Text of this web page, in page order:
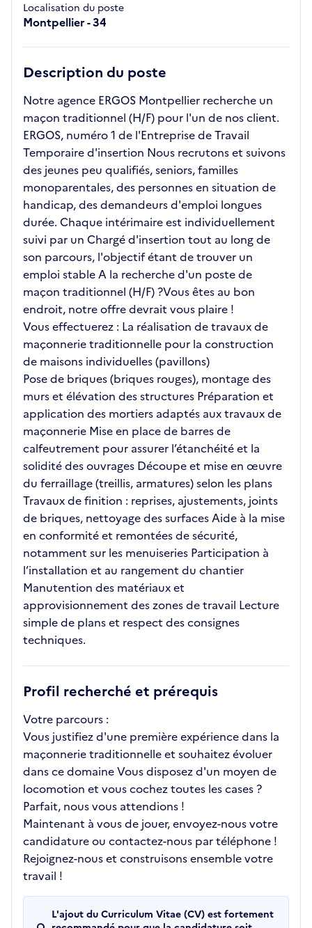
Localisation du poste
Montpellier - 34
Description du poste
Notre agence ERGOS Montpellier recherche un
maçon traditionnel (H/F) pour l'un de nos client.
ERGOS, numéro 1 de l'Entreprise de Travail
Temporaire d'insertion Nous recrutons et suivons
des jeunes peu qualifiés, seniors, familles
monoparentales, des personnes en situation de
handicap, des demandeurs d'emploi longues
durée. Chaque intérimaire est individuellement
suivi par un Chargé d'insertion tout au long de
son parcours, l'objectif étant de trouver un
emploi stable A la recherche d'un poste de
maçon traditionnel (H/F) ?Vous êtes au bon
endroit, notre offre devrait vous plaire !
Vous effectuerez : La réalisation de travaux de
maçonnerie traditionnelle pour la construction
de maisons individuelles (pavillons)
Pose de briques (briques rouges), montage des
murs et élévation des structures Préparation et
application des mortiers adaptés aux travaux de
maçonnerie Mise en place de barres de
calfeutrement pour assurer l’étanchéité et la
solidité des ouvrages Découpe et mise en œuvre
du ferraillage (treillis, armatures) selon les plans
Travaux de finition : reprises, ajustements, joints
de briques, nettoyage des surfaces Aide à la mise
en conformité et remontées de sécurité,
notamment sur les menuiseries Participation à
l’installation et au rangement du chantier
Manutention des matériaux et
approvisionnement des zones de travail Lecture
simple de plans et respect des consignes
techniques.
Profil recherché et prérequis
Votre parcours :
Vous justifiez d'une première expérience dans la
maçonnerie traditionnelle et souhaitez évoluer
dans ce domaine Vous disposez d'un moyen de
locomotion et vous cochez toutes les cases ?
Parfait, nous vous attendions !
Maintenant à vous de jouer, envoyez-nous votre
candidature ou contactez-nous par téléphone !
Rejoignez-nous et construisons ensemble votre
travail !
L'ajout du Curriculum Vitae (CV) est fortement